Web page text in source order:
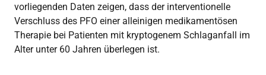
vorliegenden Daten zeigen, dass der interventionelle
Verschluss des PFO einer alleinigen medikamentösen
Therapie bei Patienten mit kryptogenem Schlaganfall im
Alter unter 60 Jahren überlegen ist.